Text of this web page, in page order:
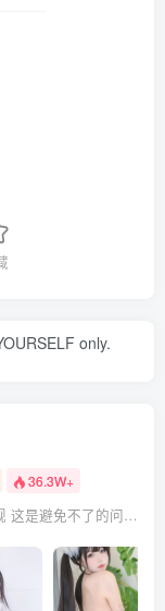
Winnie
Minna
Olivia
winnie
only.
36.3W+
网盘有些资源会被扫描出来违规 这是避免不了的问题 遇到失效的请评论回复 后面会整理重新打包上传补档